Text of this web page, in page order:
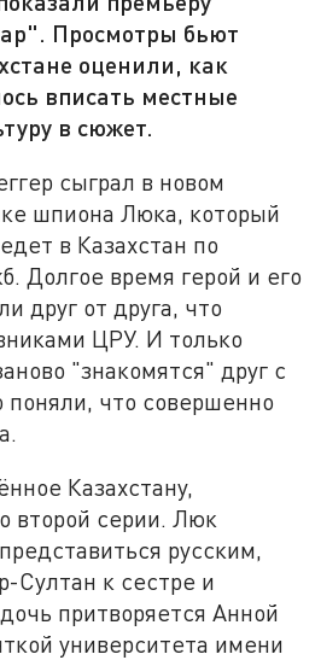
Просмотры бьют
оценили, как
вписать местные
в сюжет.
сыграл в новом
шпиона Люка, который
в Казахстан по
Долгое время герой и его
друг от друга, что
ЦРУ. И только
"знакомятся" друг с
поняли, что совершенно
Казахстану,
второй серии. Люк
русским,
Султан к сестре и
притворяется Анной
университета имени